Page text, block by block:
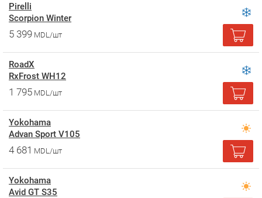
Pirelli
Scorpion Winter
5 399 MDL/шт
RoadX
RxFrost WH12
1 795 MDL/шт
Yokohama
Advan Sport V105
4 681 MDL/шт
Yokohama
Avid GT S35